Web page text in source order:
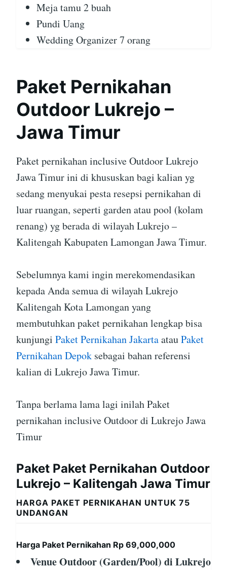
Meja tamu 2 buah
Pundi Uang
Wedding Organizer 7 orang
Paket Pernikahan
Outdoor Lukrejo –
Jawa Timur
Paket pernikahan inclusive Outdoor Lukrejo
Jawa Timur ini di khususkan bagi kalian yg
sedang menyukai pesta resepsi pernikahan di
luar ruangan, seperti garden atau pool (kolam
renang) yg berada di wilayah Lukrejo –
Kalitengah Kabupaten Lamongan Jawa Timur.
Sebelumnya kami ingin merekomendasikan
kepada Anda semua di wilayah Lukrejo
Kalitengah Kota Lamongan yang
membutuhkan paket pernikahan lengkap bisa
kunjungi Paket Pernikahan JakartaatauPaket
Pernikahan Depok sebagai bahan referensi
kalian di Lukrejo Jawa Timur.
Tanpa berlama lama lagi inilah Paket
pernikahan inclusive Outdoor di Lukrejo Jawa
Timur
Paket Paket Pernikahan Outdoor
Lukrejo – Kalitengah Jawa Timur
HARGA PAKET PERNIKAHAN UNTUK 75
UNDANGAN
Harga Paket Pernikahan Rp 69,000,000
Venue Outdoor (Garden/Pool) di Lukrejo